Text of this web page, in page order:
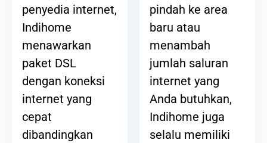
penyedia internet,
Indihome
menawarkan
paket DSL
dengan koneksi
internet yang
cepat
dibandingkan
pindah ke area
baru atau
menambah
jumlah saluran
internet yang
Anda butuhkan,
Indihome juga
selalu memiliki